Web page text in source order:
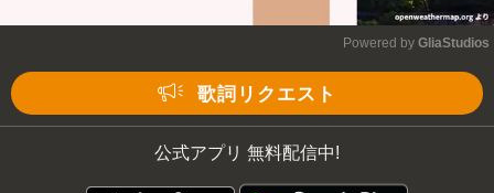
Powered by GliaStudios
歌詞リクエスト
公式アプリ 無料配信中!